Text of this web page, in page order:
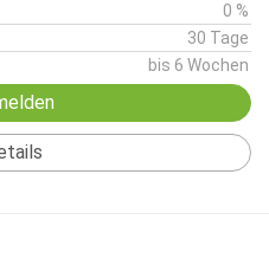
0 %
30 Tage
bis 6 Wochen